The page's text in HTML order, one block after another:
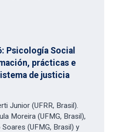
Psicología Social
prácticas e
de justicia
Junior (UFRR, Brasil).
Moreira (UFMG, Brasil),
(UFMG, Brasil) y